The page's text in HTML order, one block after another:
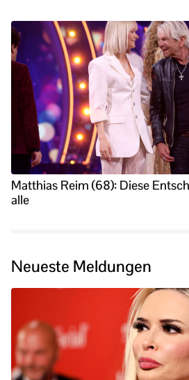
Matthias Reim (68): Diese
alle
Neueste Meldungen